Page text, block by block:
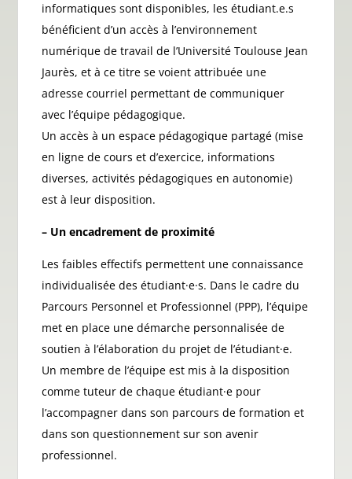
informatiques sont disponibles, les étudiant.e.s
bénéficient d’un accès à l’environnement
numérique de travail de l’Université Toulouse Jean
Jaurès, et à ce titre se voient attribuée une
adresse courriel permettant de communiquer
avec l’équipe pédagogique.
Un accès à un espace pédagogique partagé (mise
en ligne de cours et d’exercice, informations
diverses, activités pédagogiques en autonomie)
est à leur disposition.
– Un encadrement de proximité
Les faibles effectifs permettent une connaissance
individualisée des étudiant·e·s. Dans le cadre du
Parcours Personnel et Professionnel (PPP), l’équipe
met en place une démarche personnalisée de
soutien à l’élaboration du projet de l’étudiant·e.
Un membre de l’équipe est mis à la disposition
comme tuteur de chaque étudiant·e pour
l’accompagner dans son parcours de formation et
dans son questionnement sur son avenir
professionnel.